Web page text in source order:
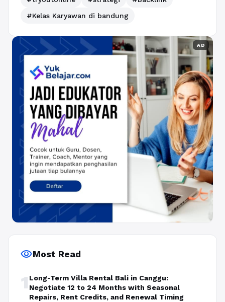
#Kelas Karyawan di bandung
AD
visibilityMost Read
1 Long-Term Villa Rental Bali in Canggu:
Negotiate 12 to 24 Months with Seasonal
Repairs, Rent Credits, and Renewal Timing